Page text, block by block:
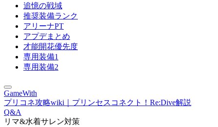
追憶の戦域
推奨装備ランク
アリーナPT
アプデまとめ
才能開花優先度
専用装備1
専用装備2
GameWith
プリコネ攻略wiki｜プリンセスコネクト！Re:Dive解説
Q&A
リマ&水着サレン対策